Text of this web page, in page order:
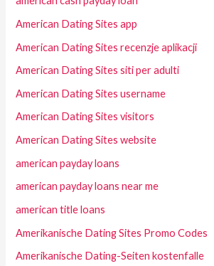
American Dating Sites app
American Dating Sites recenzje aplikacji
American Dating Sites siti per adulti
American Dating Sites username
American Dating Sites visitors
American Dating Sites website
american payday loans
american payday loans near me
american title loans
Amerikanische Dating Sites Promo Codes
Amerikanische Dating-Seiten kostenfalle